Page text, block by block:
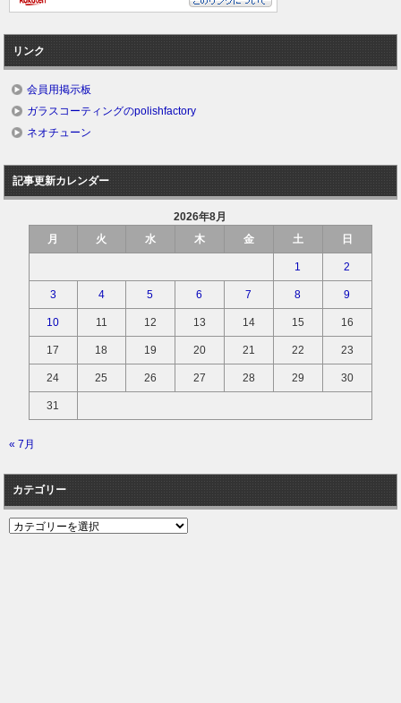
リンク
会員用掲示板
ガラスコーティングのpolishfactory
ネオチューン
記事更新カレンダー
2026年8月
月
火 水 木 金 土 日
1 2
3 4 5 6 7 8 9
10 11 12 13 14 15 16
17 18 19 20 21 22 23
24 25 26 27 28 29 30
31
« 7月
カテゴリー
カ